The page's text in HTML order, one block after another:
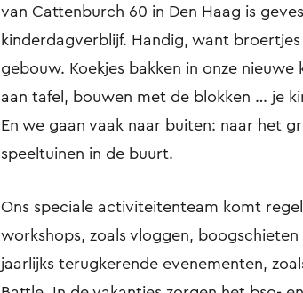
van Cattenburch 60 in Den Haag is
kinderdagverblijf. Handig, want
gebouw. Koekjes bakken in onze nieuwe
aan tafel, bouwen met de blokken … je
En we gaan vaak naar buiten: naar het
speeltuinen in de buurt.
Ons speciale activiteitenteam komt
workshops, zoals vloggen,
jaarlijks terugkerende evenementen,